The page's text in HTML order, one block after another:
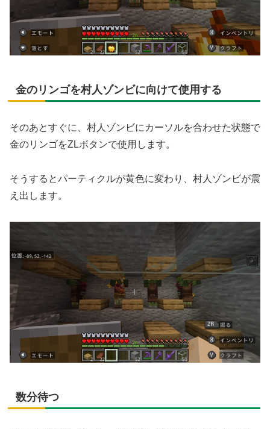
金のリンゴを村人ゾンビに向けて使用する
そのあとすぐに、村人ゾンビにカーソルを合わせた状態で
金のリンゴをZLボタンで使用します。
そうするとパーティクルが黄色に変わり、村人ゾンビが震
え出します。
数分待つ